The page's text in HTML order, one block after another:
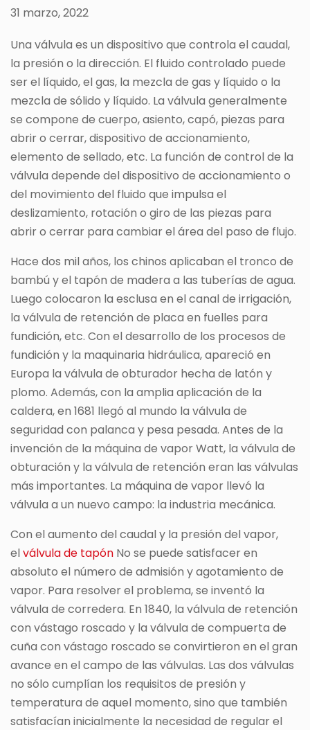
31 marzo, 2022
Una válvula es un dispositivo que controla el caudal,
la presión o la dirección. El fluido controlado puede
ser el líquido, el gas, la mezcla de gas y líquido o la
mezcla de sólido y líquido. La válvula generalmente
se compone de cuerpo, asiento, capó, piezas para
abrir o cerrar, dispositivo de accionamiento,
elemento de sellado, etc. La función de control de la
válvula depende del dispositivo de accionamiento o
del movimiento del fluido que impulsa el
deslizamiento, rotación o giro de las piezas para
abrir o cerrar para cambiar el área del paso de flujo.
Hace dos mil años, los chinos aplicaban el tronco de
bambú y el tapón de madera a las tuberías de agua.
Luego colocaron la esclusa en el canal de irrigación,
la válvula de retención de placa en fuelles para
fundición, etc. Con el desarrollo de los procesos de
fundición y la maquinaria hidráulica, apareció en
Europa la válvula de obturador hecha de latón y
plomo. Además, con la amplia aplicación de la
caldera, en 1681 llegó al mundo la válvula de
seguridad con palanca y pesa pesada. Antes de la
invención de la máquina de vapor Watt, la válvula de
obturación y la válvula de retención eran las válvulas
más importantes. La máquina de vapor llevó la
válvula a un nuevo campo: la industria mecánica.
Con el aumento del caudal y la presión del vapor,
elválvula de tapón No se puede satisfacer en
absoluto el número de admisión y agotamiento de
vapor. Para resolver el problema, se inventó la
válvula de corredera. En 1840, la válvula de retención
con vástago roscado y la válvula de compuerta de
cuña con vástago roscado se convirtieron en el gran
avance en el campo de las válvulas. Las dos válvulas
no sólo cumplían los requisitos de presión y
temperatura de aquel momento, sino que también
satisfacían inicialmente la necesidad de regular el